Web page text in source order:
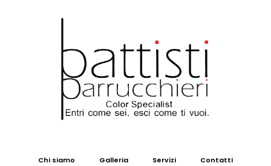
Chi siamo Galleria Servizi Contatti